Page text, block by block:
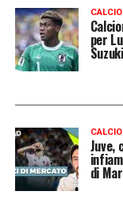
per
Suzuki
Juve,
di